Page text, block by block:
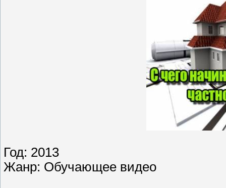
Год: 2013
Жанр: Обучающее видео